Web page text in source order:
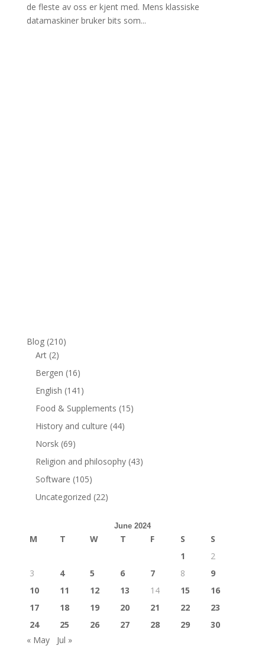
de fleste av oss er kjent med. Mens klassiske
datamaskiner bruker bits som...
Blog(210)
Art(2)
Bergen (16)
English (141)
Food & Supplements (15)
History and culture (44)
Norsk(69)
Religion and philosophy(43)
Software (105)
Uncategorized (22)
June 2024
M T W T F S
S
1
2
3
4 5 6 7 8
9
10
11 12 13 14 15
16
17
18 19 20 21 22
23
24
25 26 27 28 29
30
« May
Jul »